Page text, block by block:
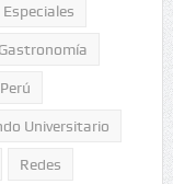
Especiales
Gastronomía
Universitario
Redes